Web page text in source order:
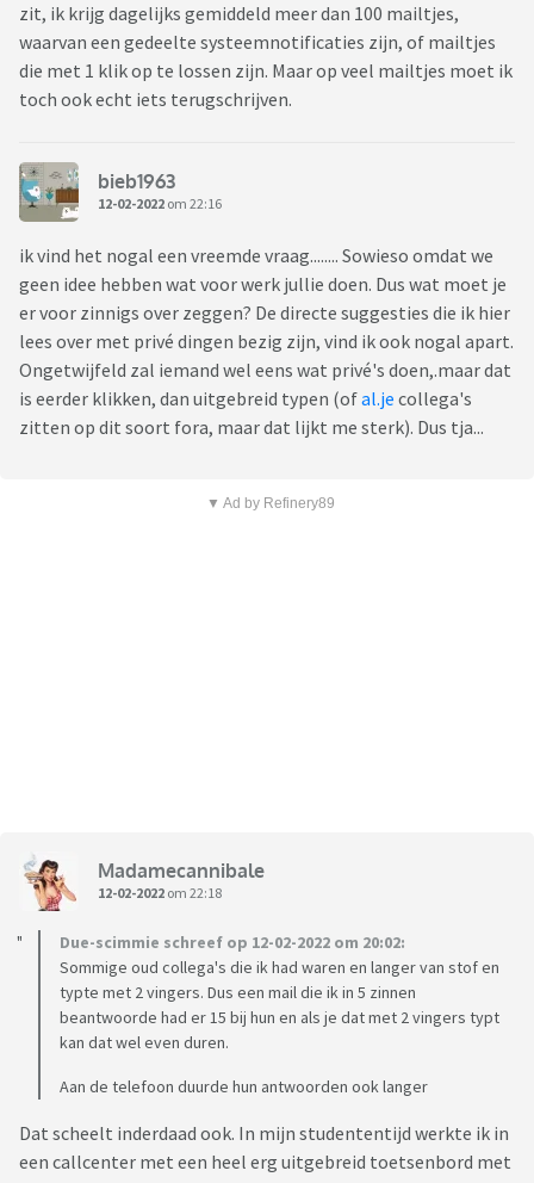
zit, ik krijg dagelijks gemiddeld meer dan 100 mailtjes,
waarvan een gedeelte systeemnotificaties zijn, of mailtjes
die met 1 klik op te lossen zijn. Maar op veel mailtjes moet ik
toch ook echt iets terugschrijven.
bieb1963
12-02-2022 om 22:16
ik vind het nogal een vreemde vraag........ Sowieso omdat we
geen idee hebben wat voor werk jullie doen. Dus wat moet je
er voor zinnigs over zeggen? De directe suggesties die ik hier
lees over met privé dingen bezig zijn, vind ik ook nogal apart.
Ongetwijfeld zal iemand wel eens wat privé's doen,.maar dat
is eerder klikken, dan uitgebreid typen (ofal.je collega's
zitten op dit soort fora, maar dat lijkt me sterk). Dus tja...
▼ Ad by Refinery89
Madamecannibale
12-02-2022 om 22:18
Due-scimmie schreef op 12-02-2022 om 20:02:
Sommige oud collega's die ik had waren en langer van stof en
typte met 2 vingers. Dus een mail die ik in 5 zinnen
beantwoorde had er 15 bij hun en als je dat met 2 vingers typt
kan dat wel even duren.
Aan de telefoon duurde hun antwoorden ook langer
Dat scheelt inderdaad ook. In mijn studententijd werkte ik in
een callcenter met een heel erg uitgebreid toetsenbord met